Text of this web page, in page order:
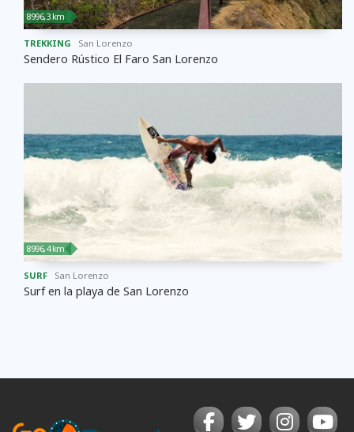
8996,3 km
TREKKING San Lorenzo
Sendero Rústico El Faro San Lorenzo
8996,4 km
SURF San Lorenzo
Surf en la playa de San Lorenzo